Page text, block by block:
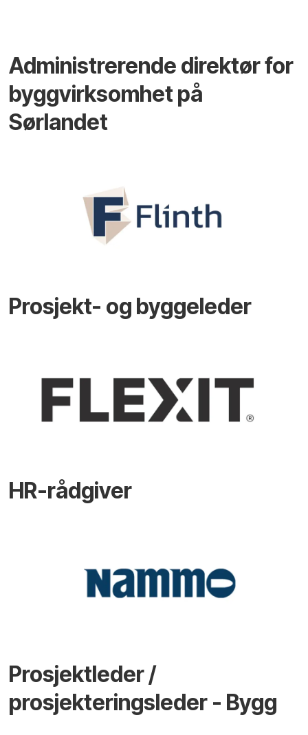
Administrerende direktør for
byggvirksomhet på
Sørlandet
Prosjekt- og byggeleder
HR-rådgiver
Prosjektleder /
prosjekteringsleder - Bygg